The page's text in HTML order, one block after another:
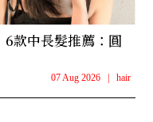
款中長髮推薦：圓
07 Aug 2026 hair